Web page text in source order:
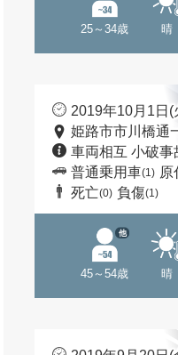
25～34歳 晴
2019年10月1日(
姫路市市川橋通
車両相互 小破事
普通乗用車(1) 原
死亡(0) 負傷(1)
45～54歳
他
晴